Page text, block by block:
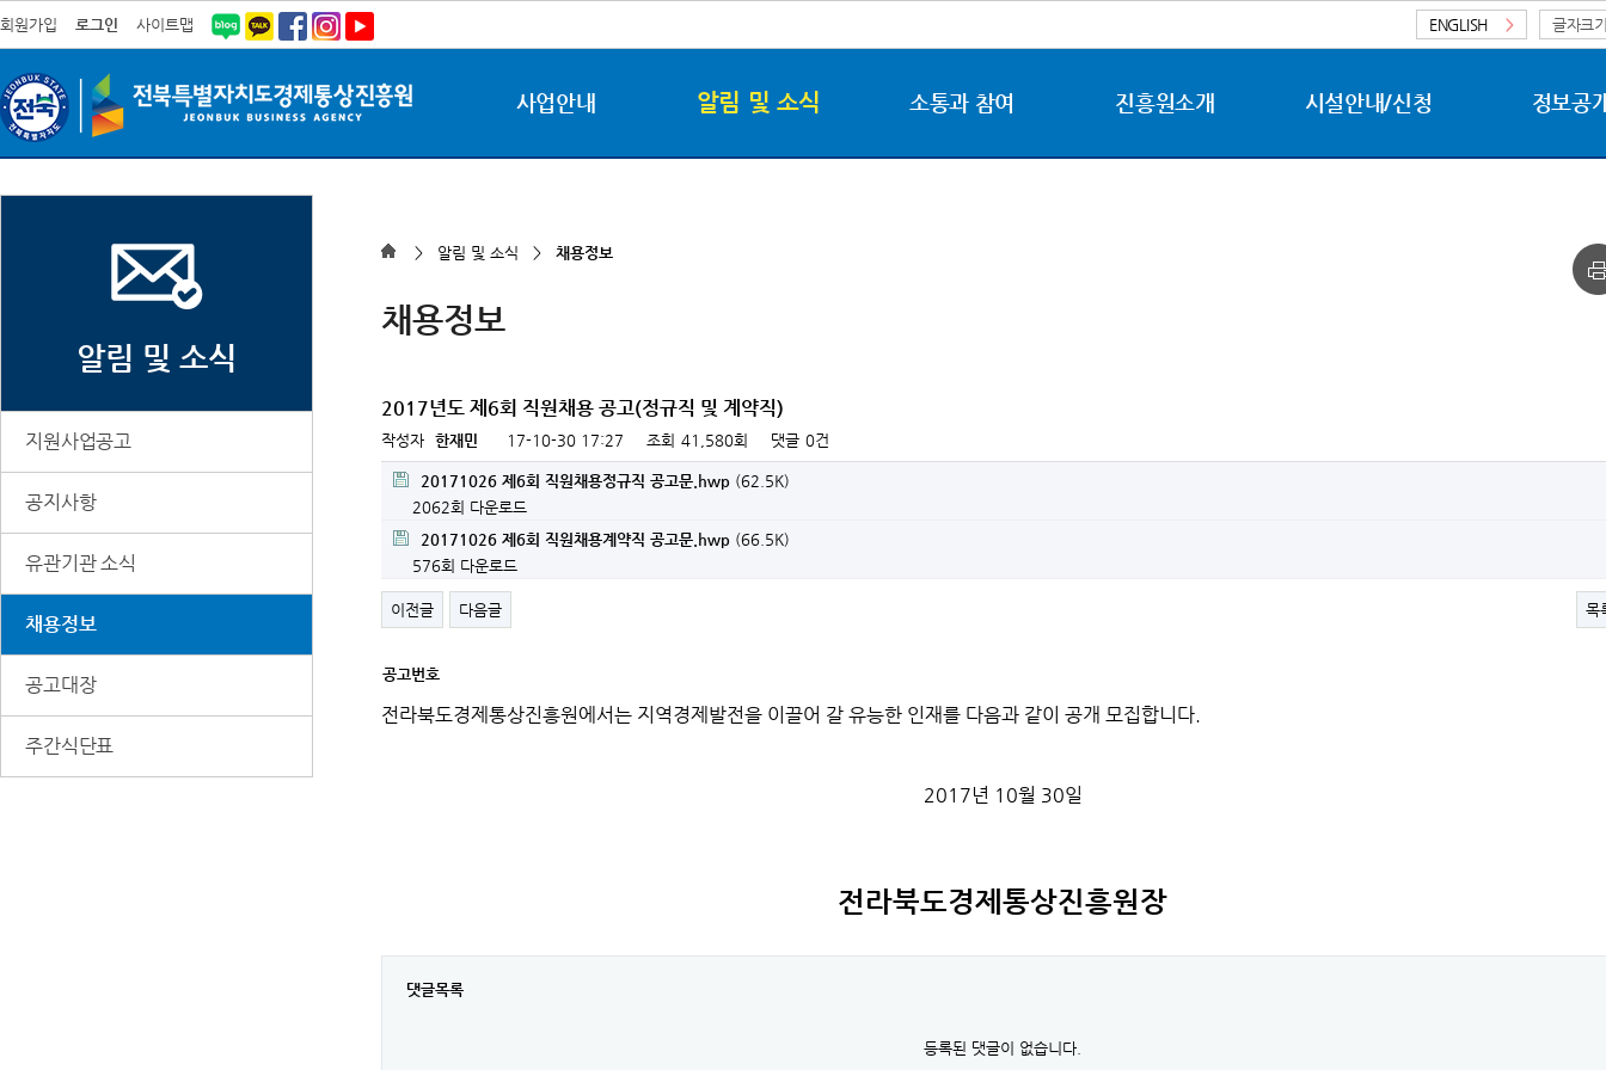
회원가입 로그인 사이트맵 ENGLISH > 글자크
사업안내 알림 및 소식 소통과 참여 진흥원소개 시설안내/신청 정보공
알림 및 소식
지원사업공고
공지사항
유관기관 소식
채용정보
공고대장
주간식단표
> 알림 및 소식 > 채용정보
채용정보
2017년도 제6회 직원채용 공고(정규직 및 계약직)
작성자 한재민 17-10-30 17:27 조회 41,580회 댓글 0건
20171026 제6회 직원채용정규직 공고문.hwp (62.5K)
2062회 다운로드
20171026 제6회 직원채용계약직 공고문.hwp (66.5K)
576회 다운로드
이전글 다음글 목
세
정
공고번호
전라북도경제통상진흥원에서는 지역경제발전을 이끌어 갈 유능한 인재를 다음과 같이 공개 모집합니다.
2017년 10월 30일
전라북도경제통상진흥원장
댓글목록
등록된 댓글이 없습니다.